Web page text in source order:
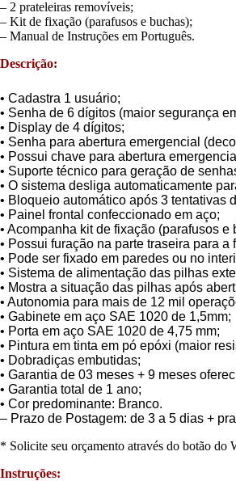
– 2 prateleiras removíveis;
– Kit de fixação (parafusos e buchas);
– Manual de Instruções em Português.
Descrição:
• Cadastra 1 usuário;
• Senha de 6 dígitos (maior segurança
• Display de 4 dígitos;
• Senha para abertura emergencial
• Possui chave para abertura
• Suporte técnico para geração de
• O sistema desliga automaticamente
• Bloqueio automático após 3 tentativas
• Painel frontal confeccionado em aço;
• Acompanha kit de fixação (parafusos e
• Possui furação na parte traseira para a
• Pode ser fixado em paredes ou no
• Sistema de alimentação das pilhas
• Mostra a situação das pilhas após
• Autonomia para mais de 12 mil
• Gabinete em aço SAE 1020 de 1,5mm;
• Porta em aço SAE 1020 de 4,75 mm;
• Pintura em tinta em pó epóxi (maior
• Dobradiças embutidas;
• Garantia de 03 meses + 9 meses
• Garantia total de 1 ano;
• Cor predominante: Branco.
– Prazo de Postagem: de 3 a 5 dias +
* Solicite seu orçamento através do botão do
Instruções: